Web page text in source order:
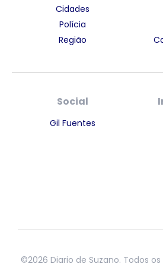
Cidades
Polícia
Região
Social
Gil Fuentes
©2026 Diario de Suzano. Todos